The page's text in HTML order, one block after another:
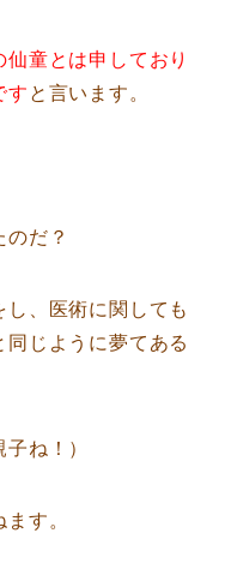
童とは申しており
す と言います。
だ？
、医術に関しても
じように夢てある
ね！）
す。